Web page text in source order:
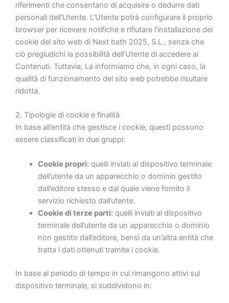
€619 €247
riferimenti che consentano di acquisire o dedurre dati
personali dell’Utente. L’Utente potrà configurare il proprio
browser per ricevere notifiche e rifiutare l’installazione dei
cookie del sito web di Next bath 2025, S.L., senza che
ciò pregiudichi la possibilità dell’Utente di accedere ai
Contenuti. Tuttavia, La informiamo che, in ogni caso, la
qualità di funzionamento del sito web potrebbe risultare
ridotta.
2. Tipologie di cookie e finalità
In base all’entità che gestisce i cookie, questi possono
essere classificati in due gruppi:
Cookie propri:quelli inviati al dispositivo terminale
dell’utente da un apparecchio o dominio gestito
dall’editore stesso e dal quale viene fornito il
servizio richiesto dall’utente.
Cookie di terze parti:quelli inviati al dispositivo
terminale dell’utente da un apparecchio o dominio
non gestito dall’editore, bensì da un’altra entità che
tratta i dati ottenuti tramite i cookie.
In base al periodo di tempo in cui rimangono attivi sul
dispositivo terminale, si suddividono in: